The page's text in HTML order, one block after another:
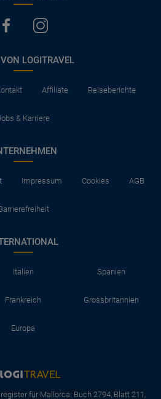
LOGITRAVEL
Affiliate Reiseberichte
& Karriere
Impressum Cookies AGB
Italien Spanien
Frankreich Grossbritannien
Europa
für Mallorca: Buch 2794, Blatt 211,